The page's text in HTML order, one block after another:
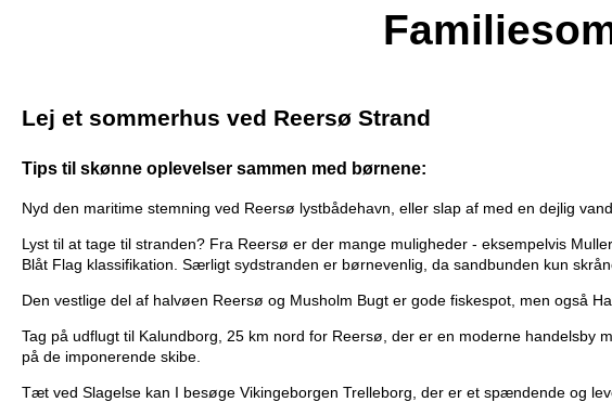
Lej et sommerhus ved Reersø Strand
Tips til skønne oplevelser sammen med børnene:
Nyd den maritime stemning ved Reersø lystbådehavn, eller slap af med en dejlig
Lyst til at tage til stranden? Fra Reersø er der mange muligheder - eksempelvis
Blåt Flag klassifikation. Særligt sydstranden er børnevenlig, da sandbunden kun
Den vestlige del af halvøen Reersø og Musholm Bugt er gode fiskespot, men også
Tag på udflugt til Kalundborg, 25 km nord for Reersø, der er en moderne
på de imponerende skibe.
Tæt ved Slagelse kan I besøge Vikingeborgen Trelleborg, der er et spændende og